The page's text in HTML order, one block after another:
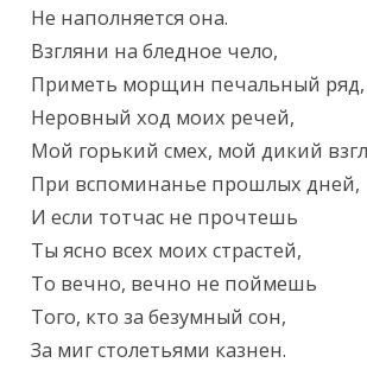
Не наполняется она.
Взгляни на бледное чело,
Приметь морщин печальный ряд,
Неровный ход моих речей,
Мой горький смех, мой дикий
При вспоминанье прошлых дней,
И если тотчас не прочтешь
Ты ясно всех моих страстей,
То вечно, вечно не поймешь
Того, кто за безумный сон,
За миг столетьями казнен.